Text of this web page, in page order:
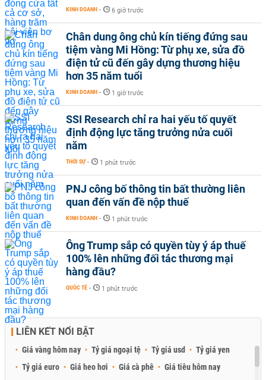
KINH DOANH - 6 giờ trước
Chân dung ông chủ kín tiếng đứng sau
tiệm vàng Mi Hồng: Từ phụ xe, sửa đồ
điện tử cũ đến gây dựng thương hiệu
hơn 35 năm tuổi
KINH DOANH - 1 giờ trước
SSI Research chỉ ra hai yếu tố quyết
định động lực tăng trưởng nửa cuối
năm
THỜI SỰ - 1 phút trước
PNJ công bố thông tin bất thường liên
quan đến vấn đề nộp thuế
KINH DOANH - 1 phút trước
Ông Trump sắp có quyền tùy ý áp thuế
100% lên những đối tác thương mại
hàng đầu?
QUỐC TẾ - 1 phút trước
LIÊN KẾT NỔI BẬT
Giá vàng hôm nay Tỷ giá ngoại tệ Tỷ giá usd
Tỷ giá yen
Tỷ giá euro
Giá heo hơi Giá cà phê
Giá tiêu hôm nay